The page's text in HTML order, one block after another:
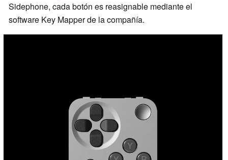
Sidephone, cada botón es reasignable mediante el
software Key Mapper de la compañía.